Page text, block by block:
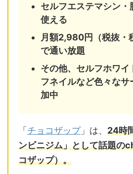
セルフエステマシン・
使える
月額2,980円（税抜・
で通い放題
その他、セルフホワイ
フネイルなど色々な
加中
「 チョコザップ」は、 24時
ンビニジム」として話題の
コザップ）。